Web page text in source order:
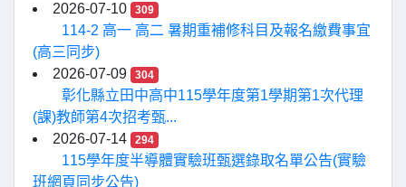
2026-07-10
309
114-2 高一 高二 暑期重補修科目及報名繳費事宜
(高三同步)
2026-07-09
304
彰化縣立田中高中115學年度第1學期第1次代理
(課)教師第4次招考甄...
2026-07-14
294
115學年度半導體實驗班甄選錄取名單公告(實驗
班網頁同步公告)